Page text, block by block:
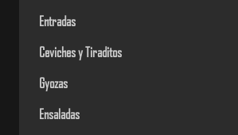
Entradas
Ceviches y Tiraditos
Gyozas
Ensaladas